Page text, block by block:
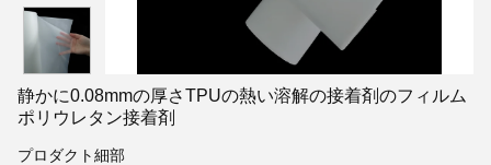
静かに0.08mmの厚さTPUの熱い溶解の接着剤のフィルム
ポリウレタン接着剤
プロダクト細部